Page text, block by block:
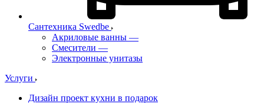
Сантехника Swedbe
Акриловые ванны —
Смесители —
Электронные унитазы
Услуги
Дизайн проект кухни в подарок